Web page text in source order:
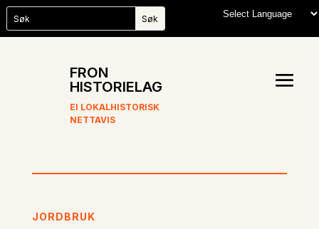
FRON
HISTORIELAG
EI LOKALHISTORISK
NETTAVIS
JORDBRUK